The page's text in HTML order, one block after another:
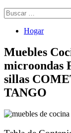
Buscar:
Hogar
Muebles
microondas
sillas
TANGO